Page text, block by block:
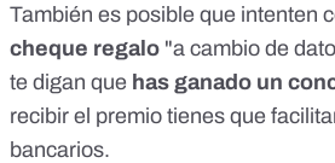
También es posible que intenten
cheque regalo "a cambio de
te digan que has ganado un
recibir el premio tienes que
bancarios.